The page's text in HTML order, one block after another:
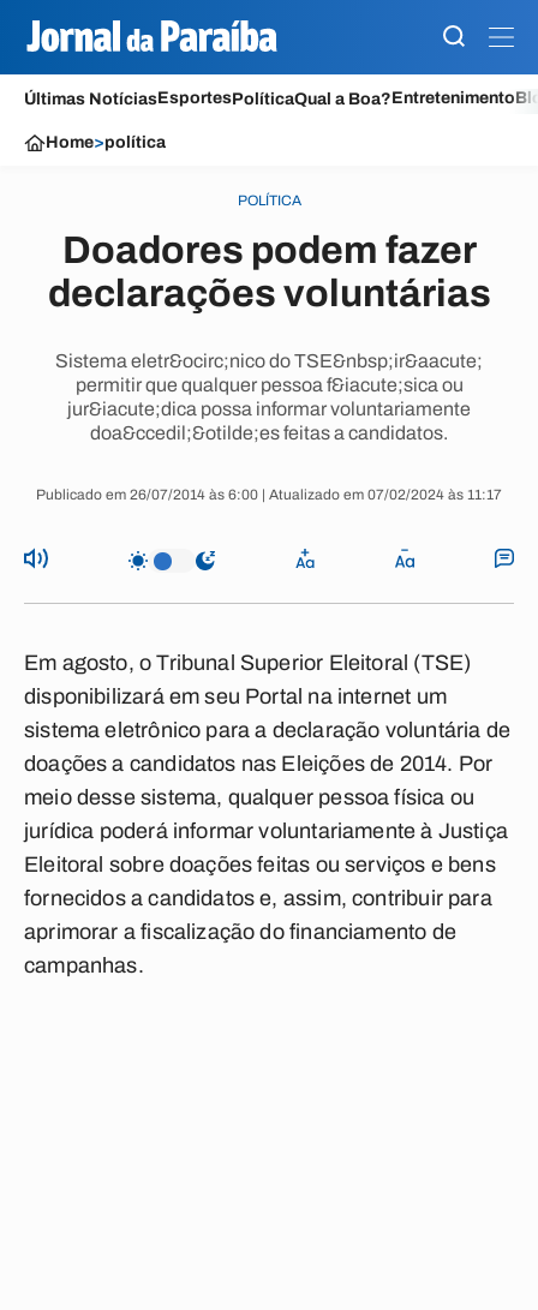
Últimas NotíciasEsportesPolíticaQual a Boa?Entretenimento
Home>política
POLÍTICA
Doadores podem fazer
declarações voluntárias
Sistema eletr&ocirc;nico do TSE&nbsp;ir&aacute;
permitir que qualquer pessoa f&iacute;sica ou
jur&iacute;dica possa informar voluntariamente
doa&ccedil;&otilde;es feitas a candidatos.
Publicado em 26/07/2014 às 6:00 | Atualizado em 07/02/2024 às 11:17
Em agosto, o Tribunal Superior Eleitoral (TSE)
disponibilizará em seu Portal na internet um
sistema eletrônico para a declaração voluntária de
doações a candidatos nas Eleições de 2014. Por
meio desse sistema, qualquer pessoa física ou
jurídica poderá informar voluntariamente à Justiça
Eleitoral sobre doações feitas ou serviços e bens
fornecidos a candidatos e, assim, contribuir para
aprimorar a fiscalização do financiamento de
campanhas.